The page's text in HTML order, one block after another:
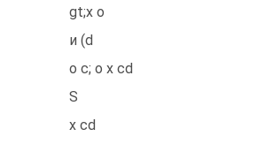
gt;х о
и (d
о с; о х cd
S
х cd